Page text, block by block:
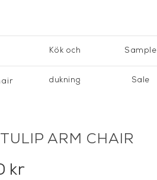
Kök och
dukning
Sample
Sale
ARM CHAIR
kr